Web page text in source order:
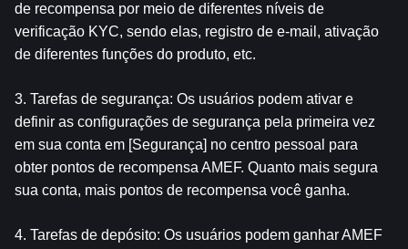
de recompensa por meio de diferentes níveis de
verificação KYC, sendo elas, registro de e-mail, ativação
de diferentes funções do produto, etc.
3. Tarefas de segurança: Os usuários podem ativar e
definir as configurações de segurança pela primeira vez
em sua conta em [Segurança] no centro pessoal para
obter pontos de recompensa AMEF. Quanto mais segura
sua conta, mais pontos de recompensa você ganha.
4. Tarefas de depósito: Os usuários podem ganhar AMEF